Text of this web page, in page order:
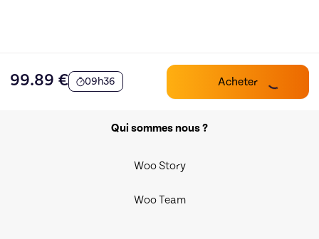
99.89 € 09h36 Acheter
Qui sommes nous ?
Woo Story
Woo Team